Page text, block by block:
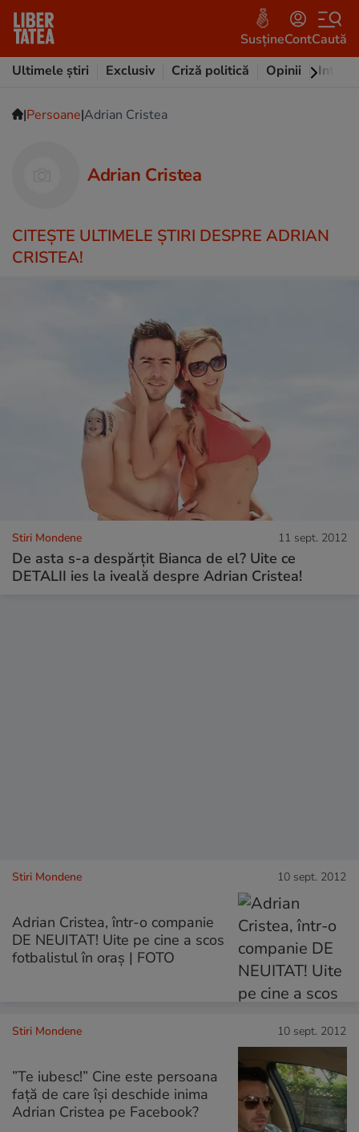
SusțineContCaută
Ultimele știri
Exclusiv Criză politică Opinii
|Persoane|Adrian Cristea
Adrian Cristea
CITEŞTE ULTIMELE ŞTIRI DESPRE ADRIAN
CRISTEA!
Stiri Mondene 11 sept. 2012
De asta s-a despărțit Bianca de el? Uite ce
DETALII ies la iveală despre Adrian Cristea!
Stiri Mondene 10 sept. 2012
Adrian Cristea, într-o companie
DE NEUITAT! Uite pe cine a scos
fotbalistul în oraş | FOTO
Stiri Mondene 10 sept. 2012
”Te iubesc!” Cine este persoana
față de care își deschide inima
Adrian Cristea pe Facebook?